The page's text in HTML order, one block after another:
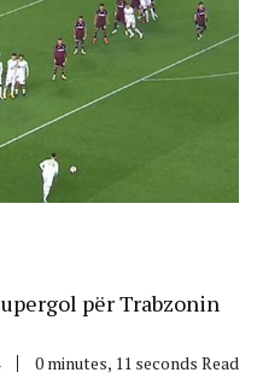
për Trabzonin
0 minutes, 11 seconds Read